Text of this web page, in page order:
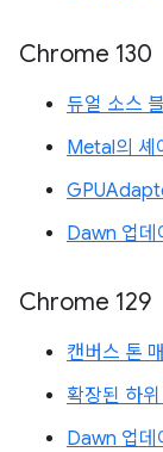
Chrome 130
듀얼 소스
Metal의 셰
Dawn 업데
Chrome 129
캔버스 톤
확장된 하
Dawn 업데